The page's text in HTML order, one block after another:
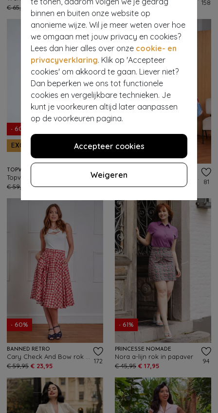
binnen en buiten onze website op
anonieme wijze. Wil je meer weten over hoe
we omgaan met jouw privacy en cookies?
Lees dan hier alles over onze cookie- en
privacyverklaring. Klik op 'Accepteer
cookies' om akkoord te gaan. Liever niet?
Dan beperken we ons tot functionele
cookies en vergelijkbare technieken. Je
kunt je voorkeuren altijd later aanpassen
op de voorkeuren pagina.
Accepteer cookies
Weigeren
€ 65,95
149
€ 49,95
€ 19,95
158
- 60%
EXCLUSIEF
€ 59,95
€ 23,95
- 60%
€ 79,95 € 31,95
81
- 60%
BANNED RETRO
€ 59,95 € 23,95
172
- 61%
PRINCESSE NOMADE
Nora a-lijn rok in papaver
€ 45,95 € 17,95
94